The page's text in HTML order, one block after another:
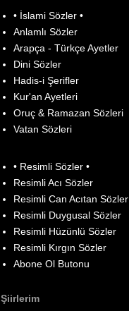
• İslami Sözler •
Anlamlı Sözler
Arapça - Türkçe Ayetler
Dini Sözler
Hadis-i Şerifler
Kur'an Ayetleri
Oruç & Ramazan Sözleri
Vatan Sözleri
• Resimli Sözler •
Resimli Acı Sözler
Resimli Can Acıtan Sözler
Resimli Duygusal Sözler
Resimli Hüzünlü Sözler
Resimli Kırgın Sözler
Abone Ol Butonu
Şiirlerim